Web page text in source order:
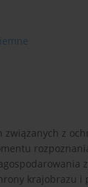
z
krajobrazu i